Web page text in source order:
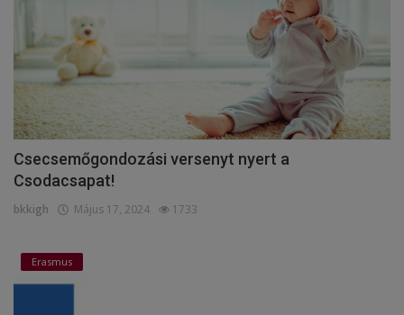
Csecsemőgondozási versenyt nyert a
Csodacsapat!
bkkigh Május 17, 2024 1733
Erasmus